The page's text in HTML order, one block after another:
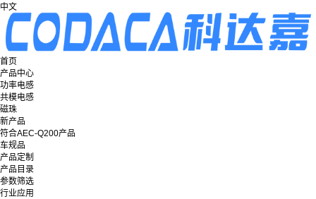
中文
首页
产品中心
功率电感
共模电感
磁珠
新产品
符合AEC-Q200产品
车规品
产品定制
产品目录
参数筛选
行业应用